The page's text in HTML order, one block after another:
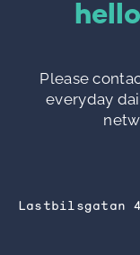
Please
everyday
Lastbilsgatan